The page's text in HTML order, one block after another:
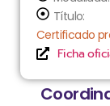
Título:
Certificado
Ficha